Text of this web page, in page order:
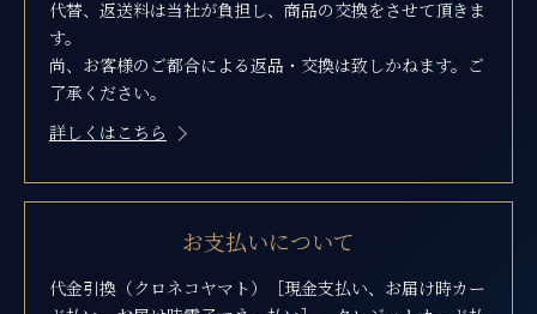
代替、返送料は当社が負担し、商品の交換をさせて頂きま
す。
尚、お客様のご都合による返品・交換は致しかねます。ご
了承ください。
詳しくはこちら
お支払いについて
代金引換（クロネコヤマト）［現金支払い、お届け時カー